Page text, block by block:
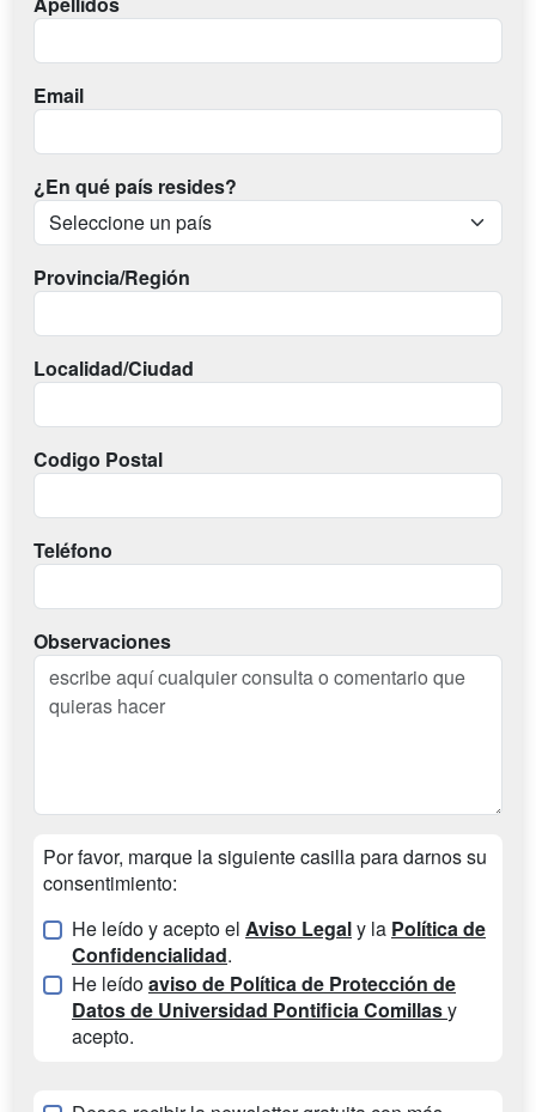
Email
¿En qué país resides?
Provincia/Región
Localidad/Ciudad
Codigo Postal
Teléfono
Observaciones
Por favor, marque la siguiente casilla para darnos su
consentimiento:
He leído y acepto el Aviso Legaly la Política de
Confidencialidad.
He leídoaviso de Política de Protección de
Datos de Universidad Pontificia Comillasy
acepto.